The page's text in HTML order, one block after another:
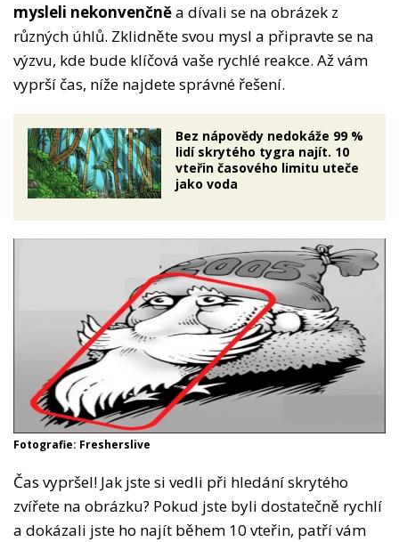
mysleli nekonvenčněa dívali se na obrázek z
různých úhlů. Zklidněte svou mysl a připravte se na
výzvu, kde bude klíčová vaše rychlé reakce. Až vám
vyprší čas, níže najdete správné řešení.
Bez nápovědy nedokáže 99 %
lidí skrytého tygra najít. 10
vteřin časového limitu uteče
jako voda
Fotografie: Fresherslive
Čas vypršel! Jak jste si vedli při hledání skrytého
zvířete na obrázku? Pokud jste byli dostatečně rychlí
a dokázali jste ho najít během 10 vteřin, patří vám